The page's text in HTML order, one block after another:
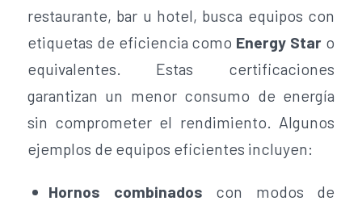
restaurante, bar u hotel, busca equipos con
etiquetas de eficiencia como Energy Star o
equivalentes. Estas certificaciones
garantizan un menor consumo de energía
sin comprometer el rendimiento. Algunos
ejemplos de equipos eficientes incluyen:
Hornos combinados con modos de